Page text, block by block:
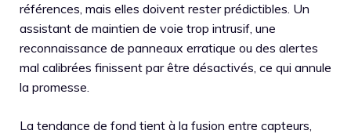
références, mais elles doivent rester prédictibles. Un
assistant de maintien de voie trop intrusif, une
reconnaissance de panneaux erratique ou des alertes
mal calibrées finissent par être désactivés, ce qui annule
la promesse.
La tendance de fond tient à la fusion entre capteurs,